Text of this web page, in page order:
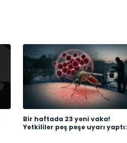
Bir haftada 23 yeni vaka!
Yetkililer peş peşe uyarı yaptı: